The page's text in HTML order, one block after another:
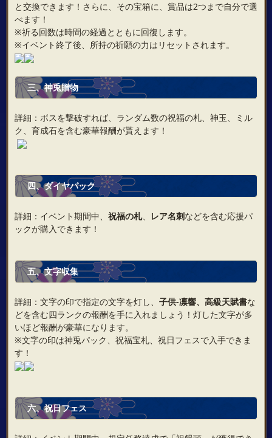
と交換できます！さらに、その宝箱に、賞品は2つまで自分で選
べます！
※祈る回数は時間の経過とともに回復します。
※イベント終了後、所持の祈願の力はリセットされます。
三、神兎贈物
詳細：ボスを撃破すれば、ランダム数の祝福の札、神玉、ミル
ク、育成石を含む豪華報酬が貰えます！
四、ダイヤパック
詳細：イベント期間中、 祝福の札、 レア名刺などを含む応援パ
ックが購入できます！
五、文字収集
詳細：文字の印で指定の文字を灯し、 子供‐凛響、高級天賦書な
どを含む四ランクの報酬を手に入れましょう！灯した文字が多
いほど報酬が豪華になります。
※文字の印は神兎パック、祝福宝札、祝日フェスで入手できま
す！
六、祝日フェス